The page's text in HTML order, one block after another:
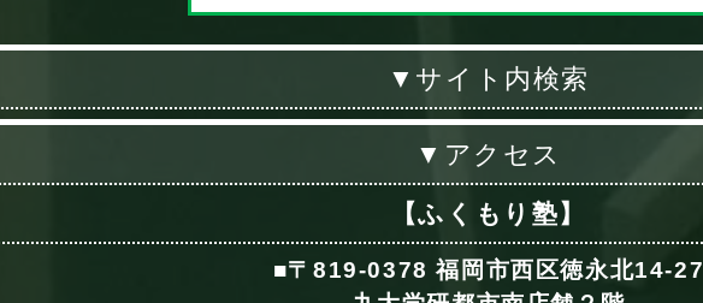
▼サイト内検索
▼アクセス
【ふくもり塾】
■〒819-0378 福岡市西区徳永北14-27